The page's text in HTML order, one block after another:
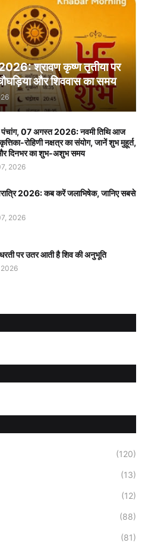
श्रावण कृष्ण तृतीया पर
और शिववास का समय
07 अगस्त 2026: नवमी तिथि आज
रोहिणी नक्षत्र का संयोग, जानें शुभ मुहूर्त,
दिनभर का शुभ-अशुभ समय
2026
2026: कब करें जलाभिषेक, जानिए सबसे
2026
पर उतर आती है शिव की अनुभूति
(120)
(13)
(12)
(88)
(81)